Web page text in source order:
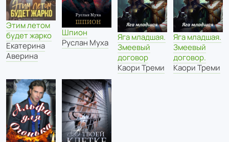
Этим летом
будет жарко
Екатерина
Аверина
Шпион
Руслан Муха
Яга младшая.
Змеевый
договор
Каори Треми
Яга младшая.
Змеевый
договор.
Каори Треми